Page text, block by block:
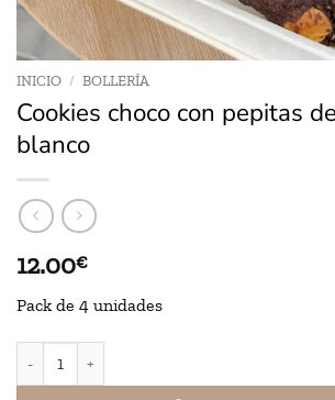
INICIO / BOLLERÍA
Cookies choco con pepitas
blanco
12.00€
Pack de 4 unidades